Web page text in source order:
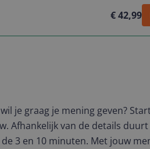
€ 42,99
je graag je mening geven?
Afhankelijk van de details
3 en 10 minuten. Met jouw